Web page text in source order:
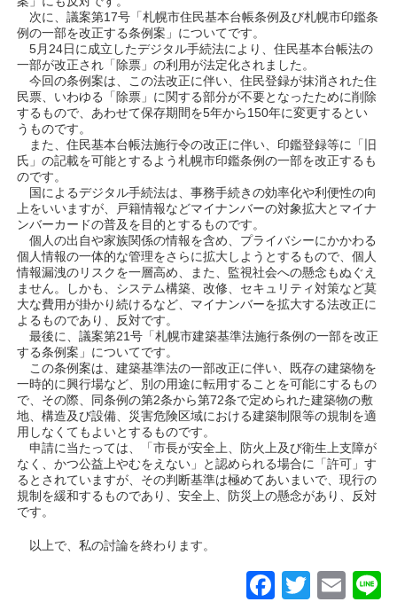
次に、議案第17号「札幌市住民基本台帳条例及び札幌市印鑑条
例の一部を改正する条例案」についてです。
5月24日に成立したデジタル手続法により、住民基本台帳法の
一部が改正され「除票」の利用が法定化されました。
今回の条例案は、この法改正に伴い、住民登録が抹消された住
民票、いわゆる「除票」に関する部分が不要となったために削除
するもので、あわせて保存期間を5年から150年に変更するとい
うものです。
また、住民基本台帳法施行令の改正に伴い、印鑑登録等に「旧
氏」の記載を可能とするよう札幌市印鑑条例の一部を改正するも
のです。
国によるデジタル手続法は、事務手続きの効率化や利便性の向
上をいいますが、戸籍情報などマイナンバーの対象拡大とマイナ
ンバーカードの普及を目的とするものです。
個人の出自や家族関係の情報を含め、プライバシーにかかわる
個人情報の一体的な管理をさらに拡大しようとするもので、個人
情報漏洩のリスクを一層高め、また、監視社会への懸念もぬぐえ
ません。しかも、システム構築、改修、セキュリティ対策など莫
大な費用が掛かり続けるなど、マイナンバーを拡大する法改正に
よるものであり、反対です。
最後に、議案第21号「札幌市建築基準法施行条例の一部を改正
する条例案」についてです。
この条例案は、建築基準法の一部改正に伴い、既存の建築物を
一時的に興行場など、別の用途に転用することを可能にするもの
で、その際、同条例の第2条から第72条で定められた建築物の敷
地、構造及び設備、災害危険区域における建築制限等の規制を適
用しなくてもよいとするものです。
申請に当たっては、「市長が安全上、防火上及び衛生上支障が
なく、かつ公益上やむをえない」と認められる場合に「許可」す
るとされていますが、その判断基準は極めてあいまいで、現行の
規制を緩和するものであり、安全上、防災上の懸念があり、反対
です。
以上で、私の討論を終わります。
Twitter